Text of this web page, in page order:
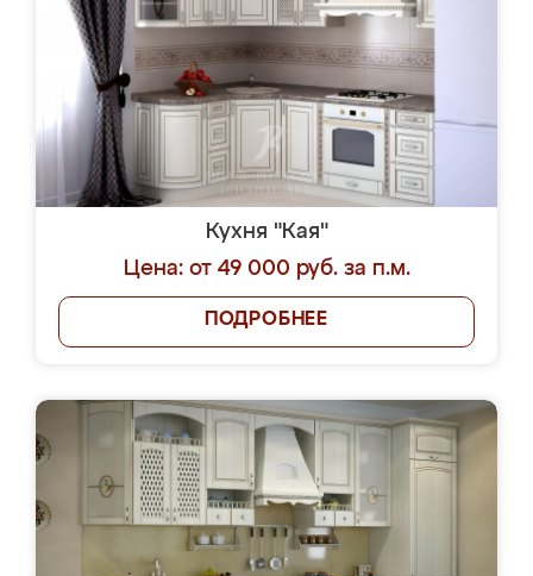
Кухня "Кая"
Цена: от 49 000 руб. за п.м.
ПОДРОБНЕЕ